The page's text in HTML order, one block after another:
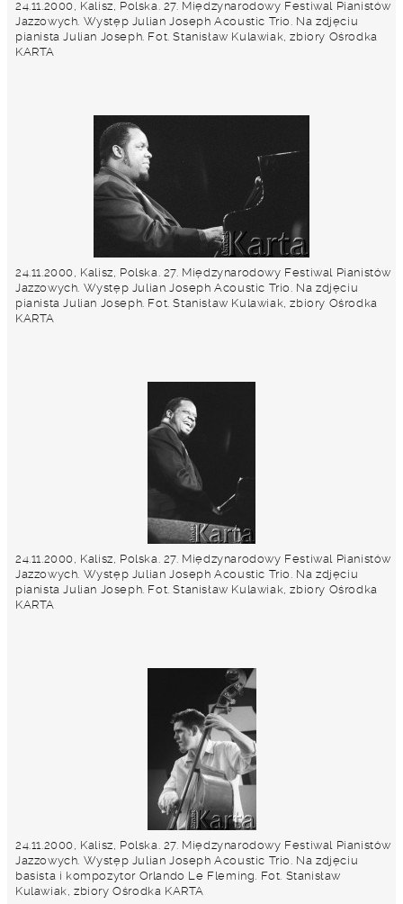
24.11.2000, Kalisz, Polska. 27. Międzynarodowy Festiwal Pianistów
Jazzowych. Występ Julian Joseph Acoustic Trio. Na zdjęciu
pianista Julian Joseph. Fot. Stanisław Kulawiak, zbiory Ośrodka
KARTA
24.11.2000, Kalisz, Polska. 27. Międzynarodowy Festiwal Pianistów
Jazzowych. Występ Julian Joseph Acoustic Trio. Na zdjęciu
pianista Julian Joseph. Fot. Stanisław Kulawiak, zbiory Ośrodka
KARTA
24.11.2000, Kalisz, Polska. 27. Międzynarodowy Festiwal Pianistów
Jazzowych. Występ Julian Joseph Acoustic Trio. Na zdjęciu
pianista Julian Joseph. Fot. Stanisław Kulawiak, zbiory Ośrodka
KARTA
24.11.2000, Kalisz, Polska. 27. Międzynarodowy Festiwal Pianistów
Jazzowych. Występ Julian Joseph Acoustic Trio. Na zdjęciu
basista i kompozytor Orlando Le Fleming. Fot. Stanisław
Kulawiak, zbiory Ośrodka KARTA